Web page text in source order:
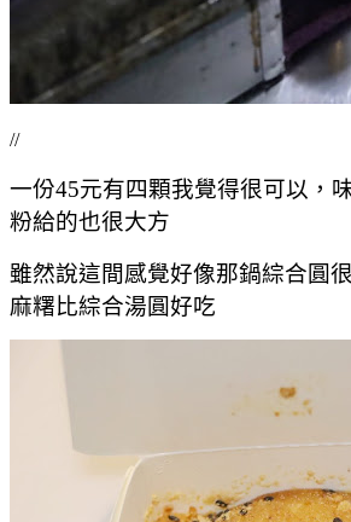
//
一份45元有四顆我覺得很可以，
粉給的也很大方
雖然說這間感覺好像那鍋綜合圓
麻糬比綜合湯圓好吃